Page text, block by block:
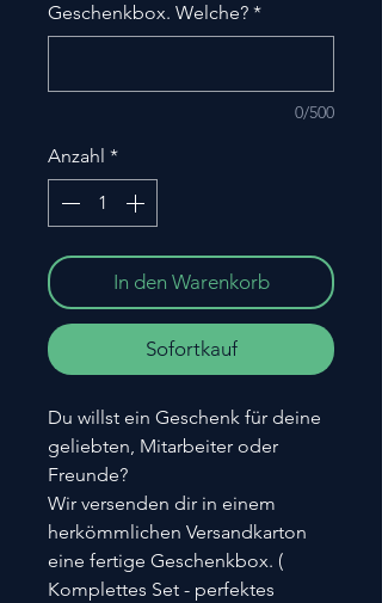
Geschenkbox. Welche? *
0/500
Anzahl *
In den Warenkorb
Sofortkauf
Du willst ein Geschenk für deine
geliebten, Mitarbeiter oder
Freunde?
Wir versenden dir in einem
herkömmlichen Versandkarton
eine fertige Geschenkbox. (
Komplettes Set - perfektes